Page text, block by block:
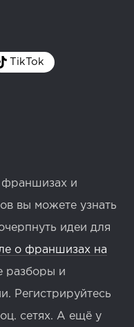
TikTok
франшизах и
вы можете узнать
идеи для
о франшизах на
разборы и
Регистрируйтесь
сетях. А ещё у